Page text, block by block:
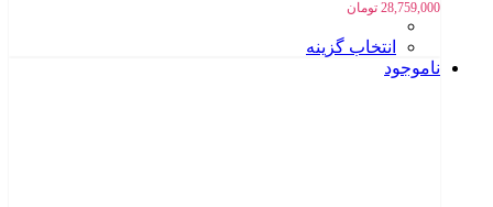
28,759,000 تومان
انتخاب گزینه
ناموجود